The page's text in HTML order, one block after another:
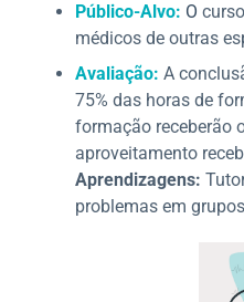
Público-Alvo: O
médicos de outras
Avaliação: A
75% das horas de
formação receberão
aproveitamento
Aprendizagens:
problemas em